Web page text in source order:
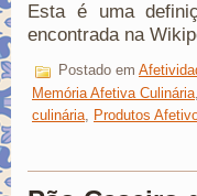
Esta é uma
encontrada na
Postado em
Memória Afetiva Culinária
culinária, Produtos